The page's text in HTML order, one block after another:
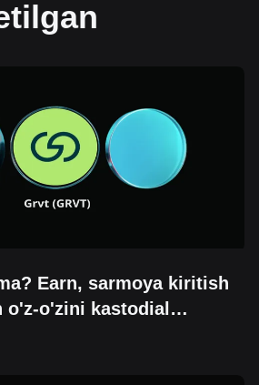
Earn, sarmoya kiritish
o'z-o'zini kastodial